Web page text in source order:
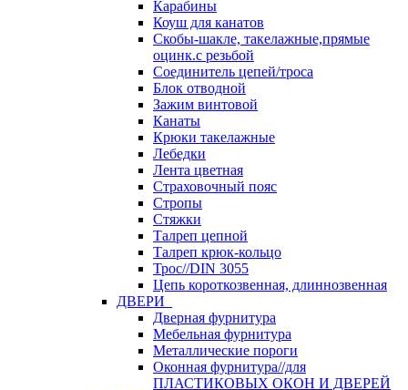
Карабины
Коуш для канатов
Скобы-шакле, такелажные,прямые
оцинк.с резьбой
Соединитель цепей/троса
Блок отводной
Зажим винтовой
Канаты
Крюки такелажные
Лебедки
Лента цветная
Страховочный пояс
Стропы
Стяжки
Талреп цепной
Талреп крюк-кольцо
Трос//DIN 3055
Цепь короткозвенная, длиннозвенная
ДВЕРИ
Дверная фурнитура
Мебельная фурнитура
Металлические пороги
Оконная фурнитура//для
ПЛАСТИКОВЫХ ОКОН И ДВЕРЕЙ